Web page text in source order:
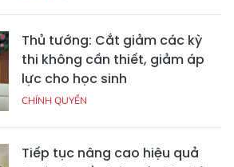
Thủ tướng: Cắt giảm các kỳ
thi không cần thiết, giảm áp
lực cho học sinh
CHÍNH QUYỀN
Tiếp tục nâng cao hiệu quả